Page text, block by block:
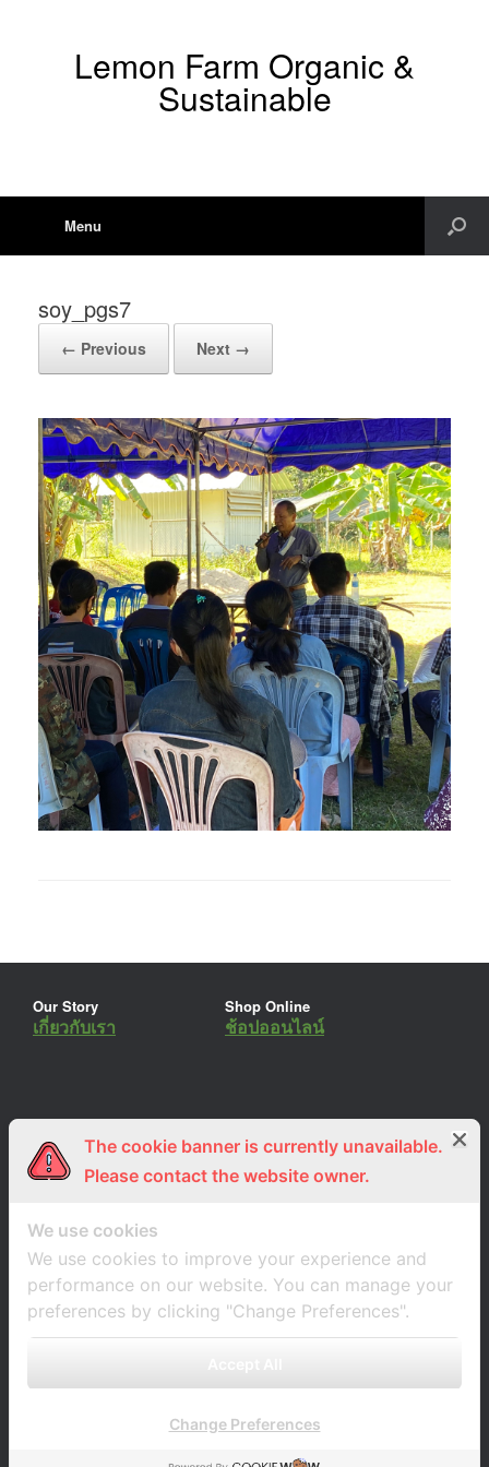
Lemon Farm Organic &
Sustainable
Menu
soy_pgs7
← Previous Next →
Our Story
เกี่ยวกับเรา
Shop Online
ช้อปออนไลน์
ร่วมงานกับเรา
สมัครงาน
Lemon Farm Cafe
ร้านอาหารอินทรีย์
The cookie banner is currently unavailable.
Please contact the website owner.
We use cookies
We use cookies to improve your experience and
performance on our website. You can manage your
preferences by clicking "Change Preferences".
Change Preferences